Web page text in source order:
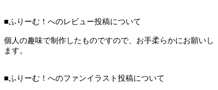
■ふりーむ！へのレビュー投稿について
個人の趣味で制作したものですので、お手柔らかにお願いし
ます。
■ふりーむ！へのファンイラスト投稿について